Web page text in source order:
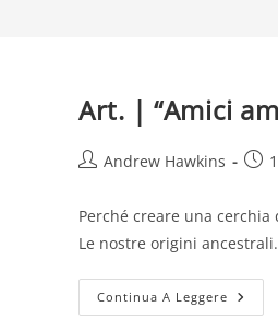
Art. | “Amici
AutoreAndrew Hawkins
Perché creare una
Le nostre origini
Continua A Leggere Art.
|